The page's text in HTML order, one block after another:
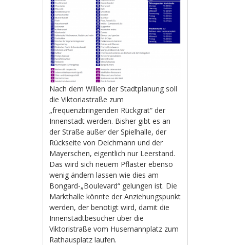
Nach dem Willen der Stadtplanung soll
die Viktoriastraße zum
„frequenzbringenden Rückgrat“ der
Innenstadt werden. Bisher gibt es an
der Straße außer der Spielhalle, der
Rückseite von Deichmann und der
Mayerschen, eigentlich nur Leerstand.
Das wird sich neuem Pflaster ebenso
wenig ändern lassen wie dies am
Bongard-„Boulevard“ gelungen ist. Die
Markthalle könnte der Anziehungspunkt
werden, der benötigt wird, damit die
Innenstadtbesucher über die
Viktoristraße vom Husemannplatz zum
Rathausplatz laufen.